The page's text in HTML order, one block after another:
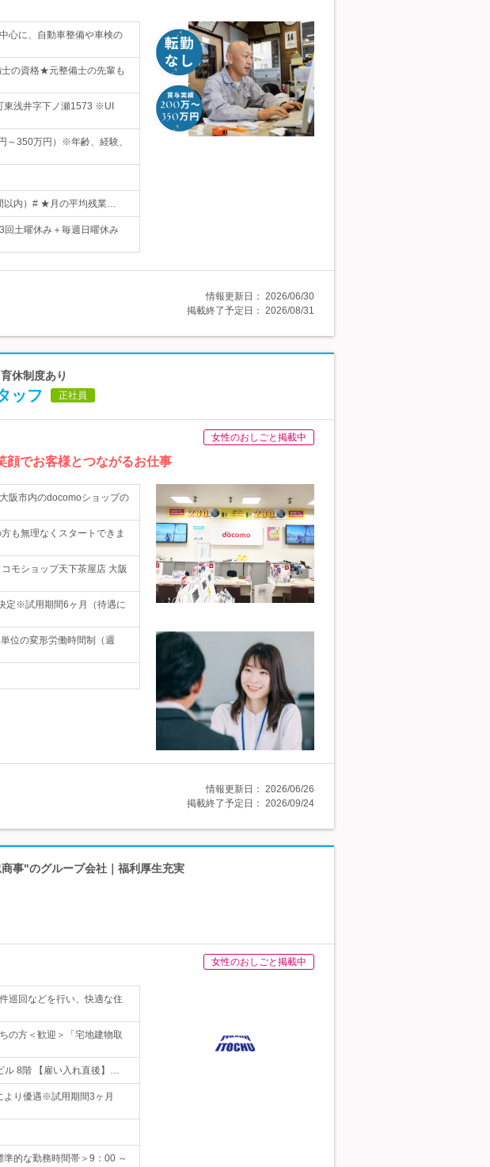
心に、自動車整備や車検の
の資格★元整備士の先輩も
東浅井字下ノ瀬1573 ※UI
～350万円）※年齢、経験、
以内）# ★月の平均残業…
土曜休み＋毎週日曜休み
情報更新日： 2026/06/30
掲載終了予定日： 2026/08/31
休制度あり
ッフ 正社員
女性のおしごと掲載中
顔でお客様とつながるお仕事
阪市内のdocomoショップの
も無理なくスタートできま
モショップ天下茶屋店 大阪
定※試用期間6ヶ月（待遇に
位の変形労働時間制（週
情報更新日： 2026/06/26
掲載終了予定日： 2026/09/24
事"のグループ会社｜福利厚生充実
女性のおしごと掲載中
巡回などを行い、快適な住
の方＜歓迎＞「宅地建物取
ル 8階 【雇い入れ直後】…
より優遇※試用期間3ヶ月
的な勤務時間帯＞9：00 ～